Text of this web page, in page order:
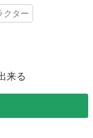
クター
来る